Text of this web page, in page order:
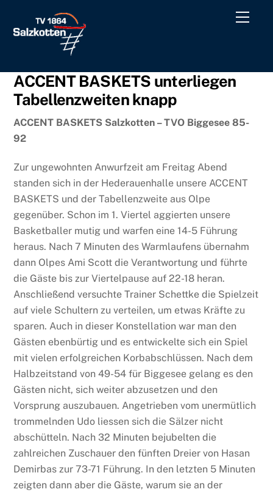
content
Menu
ACCENT BASKETS unterliegen
Tabellenzweiten knapp
ACCENT BASKETS Salzkotten – TVO Biggesee 85-
92
Zur ungewohnten Anwurfzeit am Freitag Abend
standen sich in der Hederauenhalle unsere ACCENT
BASKETS und der Tabellenzweite aus Olpe
gegenüber. Schon im 1. Viertel aggierten unsere
Basketballer mutig und warfen eine 14-5 Führung
heraus. Nach 7 Minuten des Warmlaufens übernahm
dann Olpes Ami Scott die Verantwortung und führte
die Gäste bis zur Viertelpause auf 22-18 heran.
Anschließend versuchte Trainer Schettke die Spielzeit
auf viele Schultern zu verteilen, um etwas Kräfte zu
sparen. Auch in dieser Konstellation war man den
Gästen ebenbürtig und es entwickelte sich ein Spiel
mit vielen erfolgreichen Korbabschlüssen. Nach dem
Halbzeitstand von 49-54 für Biggesee gelang es den
Gästen nicht, sich weiter abzusetzen und den
Vorsprung auszubauen. Angetrieben vom unermütlich
trommelnden Udo liessen sich die Sälzer nicht
abschütteln. Nach 32 Minuten bejubelten die
zahlreichen Zuschauer den fünften Dreier von Hasan
Demirbas zur 73-71 Führung. In den letzten 5 Minuten
zeigten dann aber die Gäste, warum sie an der